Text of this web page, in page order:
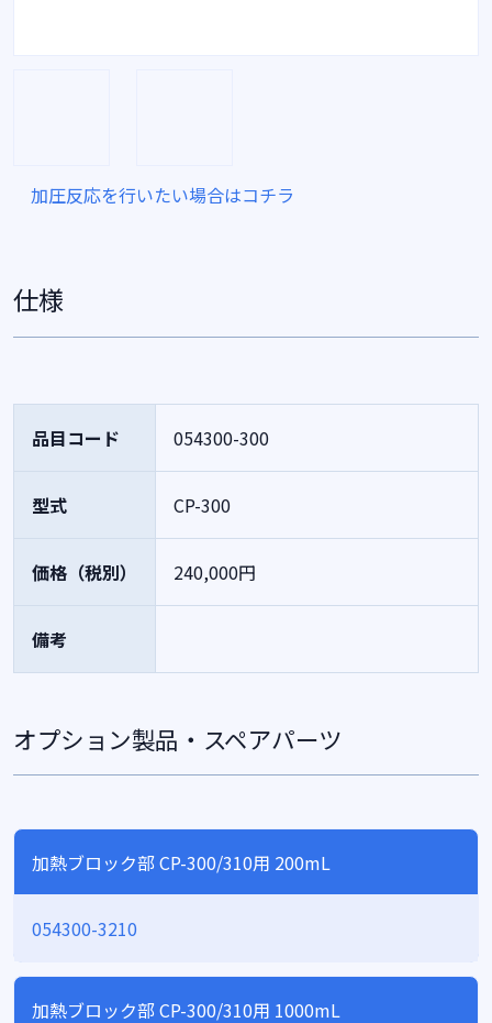
加圧反応を行いたい場合はコチラ
仕様
品目コード 054300-300
型式 CP-300
価格（税別） 240,000円
備考
オプション製品・スペアパーツ
加熱ブロック部 CP-300/310用 200mL
054300-3210
加熱ブロック部 CP-300/310用 1000mL